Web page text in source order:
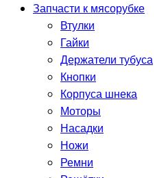
Запчасти к мясорубке
Втулки
Гайки
Держатели тубуса
Кнопки
Корпуса шнека
Моторы
Насадки
Ножи
Ремни